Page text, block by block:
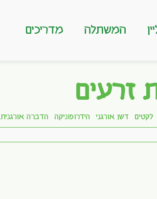
המשתלה מדריכים
זרעים
לקטים דשן אורגני הידרופוניקה הדברה אורגנית